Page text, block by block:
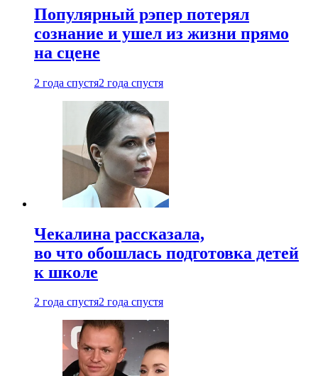
Популярный рэпер потерял
сознание и ушел из жизни прямо
на сцене
2 года спустя2 года спустя
Чекалина рассказала,
во что обошлась подготовка детей
к школе
2 года спустя2 года спустя